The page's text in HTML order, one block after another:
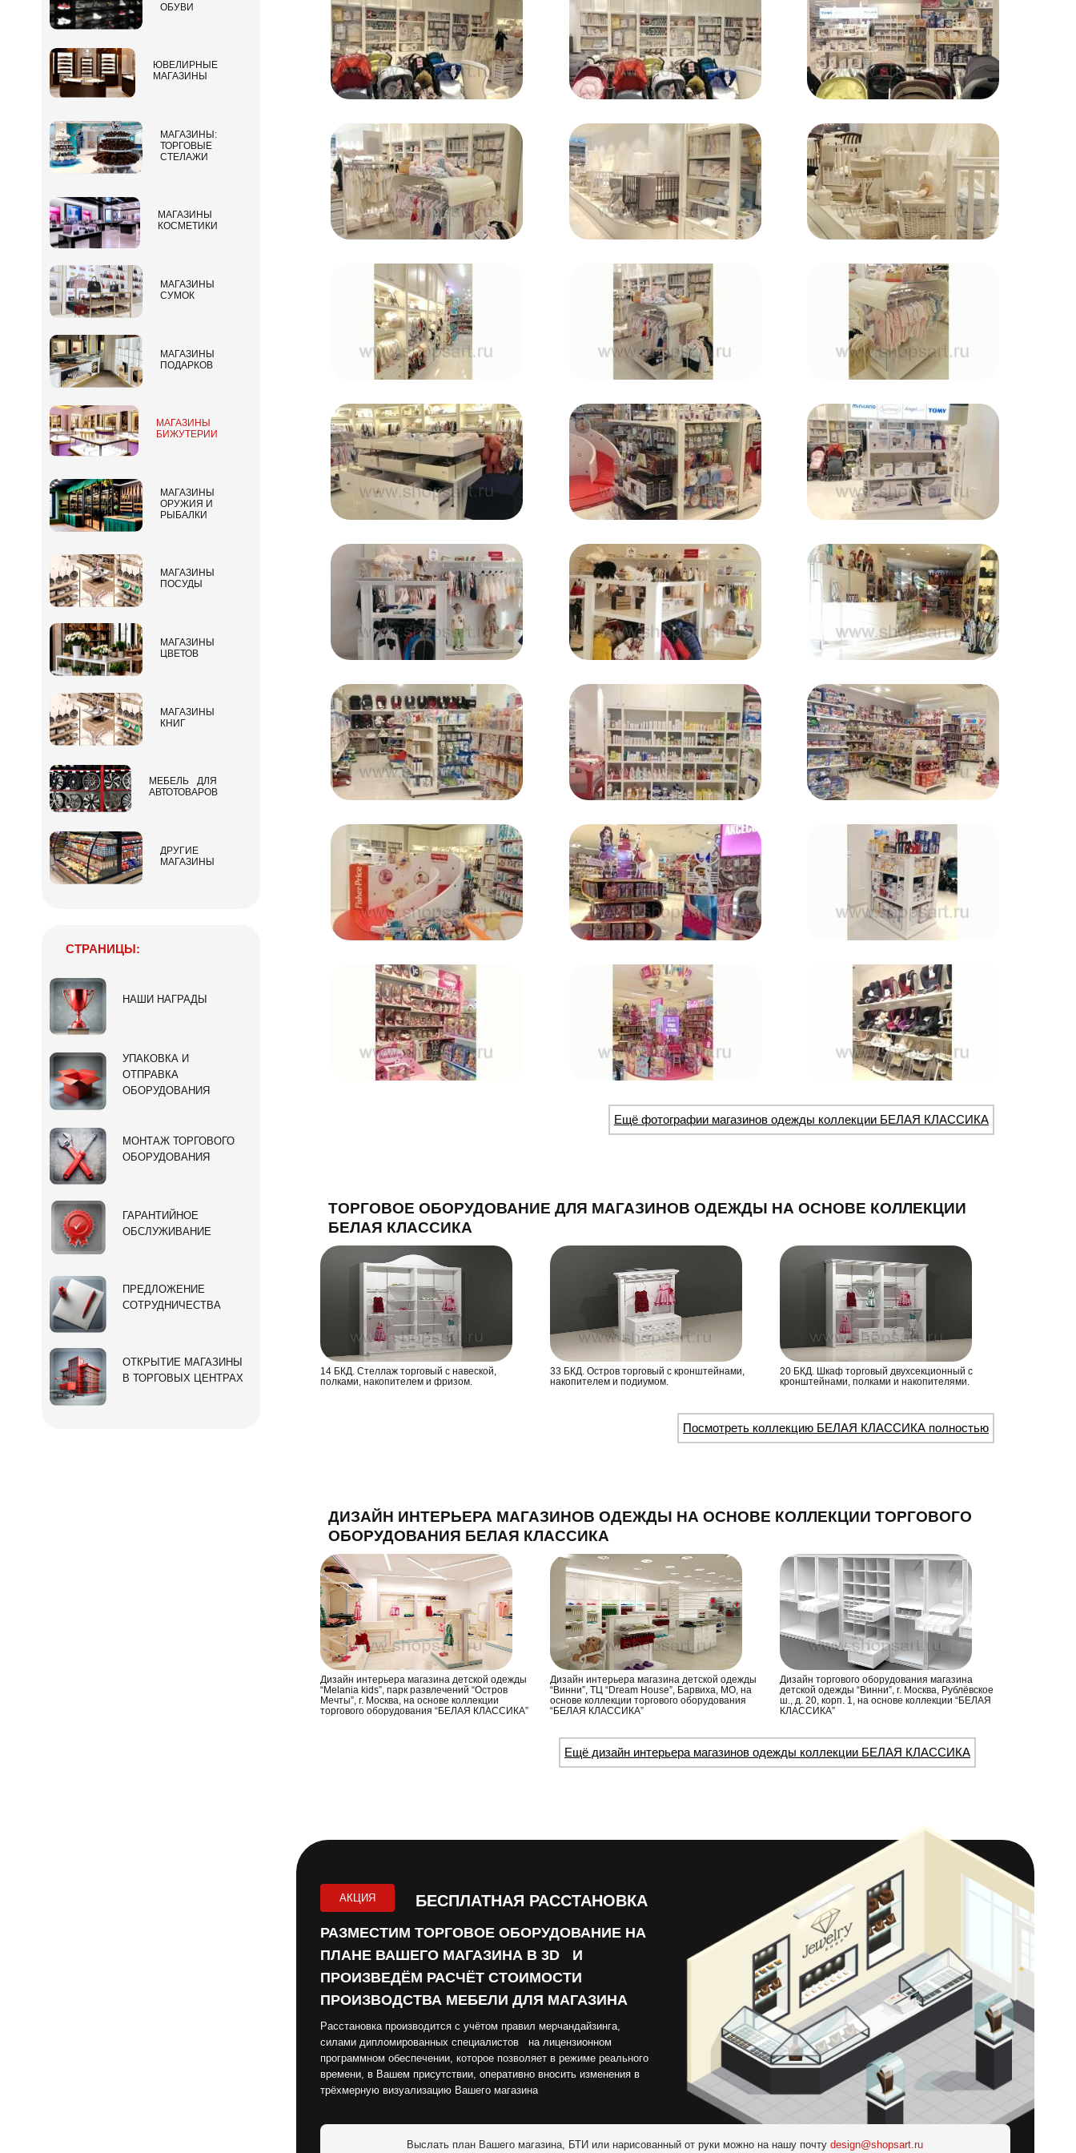
Ещё фотографии магазинов одежды коллекции БЕЛАЯ КЛАССИКА
ТОРГОВОЕ ОБОРУДОВАНИЕ ДЛЯ МАГАЗИНОВ ОДЕЖДЫ НА ОСНОВЕ КОЛЛЕКЦИИ
БЕЛАЯ КЛАССИКА
14 БКД. Стеллаж торговый с навеской,
полками, накопителем и фризом.
33 БКД. Остров торговый с кронштейнами,
накопителем и подиумом.
20 БКД. Шкаф торговый двухсекционный с
кронштейнами, полками и накопителями.
Посмотреть коллекцию БЕЛАЯ КЛАССИКА полностью
ДИЗАЙН ИНТЕРЬЕРА МАГАЗИНОВ ОДЕЖДЫ НА ОСНОВЕ КОЛЛЕКЦИИ ТОРГОВОГО
ОБОРУДОВАНИЯ БЕЛАЯ КЛАССИКА
Дизайн интерьера магазина детской одежды
“Melania kids”, парк развлечений “Остров
Мечты”, г. Москва, на основе коллекции
торгового оборудования “БЕЛАЯ КЛАССИКА”
Дизайн интерьера магазина детской одежды
“Винни”, ТЦ “Dream House”, Барвиха, МО, на
основе коллекции торгового оборудования
“БЕЛАЯ КЛАССИКА”
Дизайн торгового оборудования магазина
детской одежды “Винни”, г. Москва, Рублёвское
ш., д. 20, корп. 1, на основе коллекции “БЕЛАЯ
КЛАССИКА”
Ещё дизайн интерьера магазинов одежды коллекции БЕЛАЯ КЛАССИКА
АКЦИЯ БЕСПЛАТНАЯ РАССТАНОВКА
РАЗМЕСТИМ ТОРГОВОЕ ОБОРУДОВАНИЕ НА
ПЛАНЕ ВАШЕГО МАГАЗИНА В 3D И
ПРОИЗВЕДЁМ РАСЧЁТ СТОИМОСТИ
ПРОИЗВОДСТВА МЕБЕЛИ ДЛЯ МАГАЗИНА
Расстановка производится с учётом правил мерчандайзинга,
силами дипломированных специалистов на лицензионном
программном обеспечении, которое позволяет в режиме реального
времени, в Вашем присутствии, оперативно вносить изменения в
трёхмерную визуализацию Вашего магазина
Выслать план Вашего магазина, БТИ или нарисованный от руки можно на нашу почтуdesign@shopsart.ru
ОБУВИ
ЮВЕЛИРНЫЕ
МАГАЗИНЫ
МАГАЗИНЫ:
ТОРГОВЫЕ
СТЕЛАЖИ
МАГАЗИНЫ
КОСМЕТИКИ
МАГАЗИНЫ
СУМОК
МАГАЗИНЫ
ПОДАРКОВ
МАГАЗИНЫ
БИЖУТЕРИИ
МАГАЗИНЫ
ОРУЖИЯ И
РЫБАЛКИ
МАГАЗИНЫ
ПОСУДЫ
МАГАЗИНЫ
ЦВЕТОВ
МАГАЗИНЫ
КНИГ
МЕБЕЛЬ ДЛЯ
АВТОТОВАРОВ
ДРУГИЕ
МАГАЗИНЫ
СТРАНИЦЫ:
НАШИ НАГРАДЫ
УПАКОВКА И
ОТПРАВКА
ОБОРУДОВАНИЯ
МОНТАЖ ТОРГОВОГО
ОБОРУДОВАНИЯ
ГАРАНТИЙНОЕ
ОБСЛУЖИВАНИЕ
ПРЕДЛОЖЕНИЕ
СОТРУДНИЧЕСТВА
ОТКРЫТИЕ МАГАЗИНЫ
В ТОРГОВЫХ ЦЕНТРАХ